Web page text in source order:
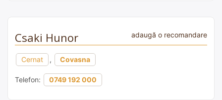
Csaki Hunor adaugă o recomandare
Cernat , Covasna
Telefon: 0749 192 000